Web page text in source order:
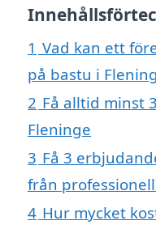
1 Vad kan ett
på bastu i
2 Få alltid minst
Fleninge
3 Få 3
från
4 Hur mycket